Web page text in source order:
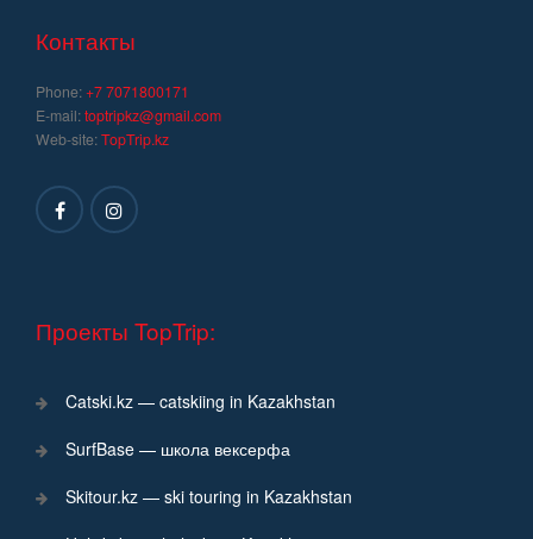
Контакты
Phone:+7 7071800171
E-mail:toptripkz@gmail.com
Web-site:TopTrip.kz
Проекты TopTrip:
Catski.kz — catskiing in Kazakhstan
SurfBase — школа вексерфа
Skitour.kz — ski touring in Kazakhstan